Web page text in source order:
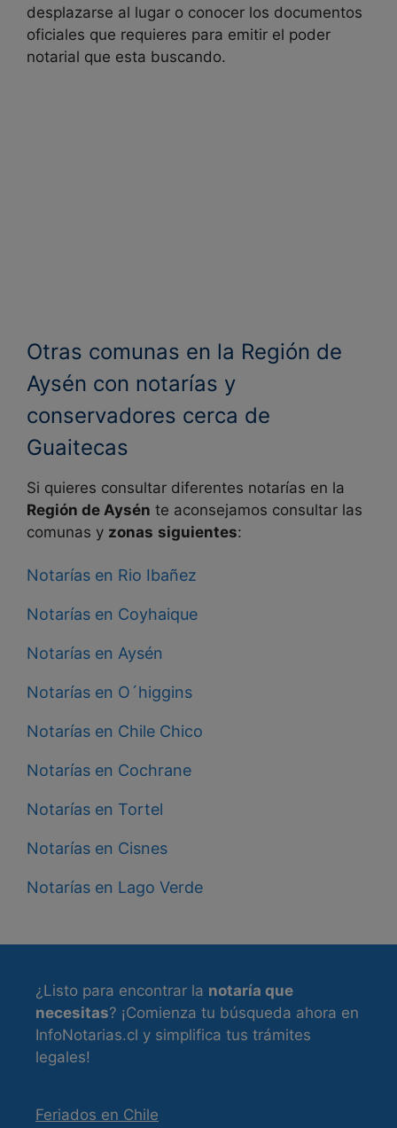
desplazarse al lugar o conocer los documentos
oficiales que requieres para emitir el poder
notarial que esta buscando.
Otras comunas en la Región de
Aysén con notarías y
conservadores cerca de
Guaitecas
Si quieres consultar diferentes notarías en la
Región de Aysén te aconsejamos consultar las
comunas y zonas siguientes:
Notarías en Rio Ibañez
Notarías en Coyhaique
Notarías en Aysén
Notarías en O´higgins
Notarías en Chile Chico
Notarías en Cochrane
Notarías en Tortel
Notarías en Cisnes
Notarías en Lago Verde
¿Listo para encontrar la notaría que
necesitas? ¡Comienza tu búsqueda ahora en
InfoNotarias.cl y simplifica tus trámites
legales!
Feriados en Chile